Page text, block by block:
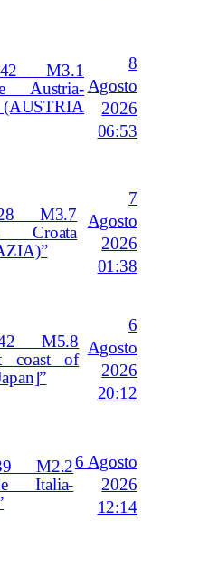
M3.1
Austria-
8
Agosto
2026
06:53
M3.7
Croata
7
Agosto
2026
01:38
M5.8
coast of
6
Agosto
2026
20:12
M2.2
Italia-
6 Agosto
2026
12:14